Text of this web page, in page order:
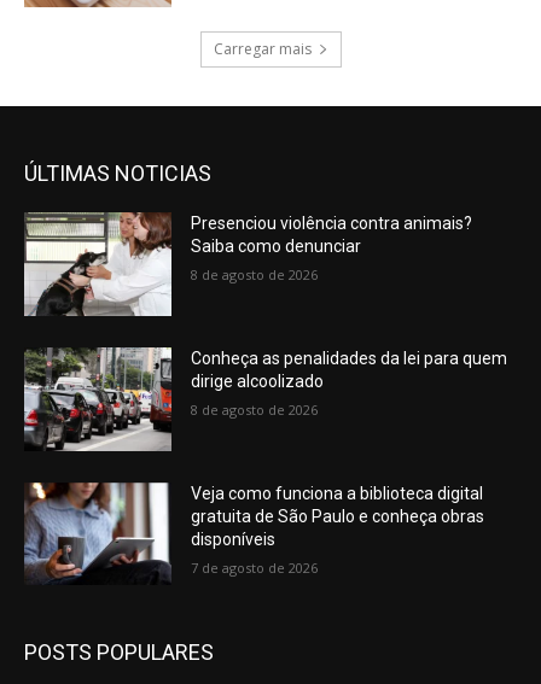
Carregar mais
ÚLTIMAS NOTICIAS
Presenciou violência contra animais?
Saiba como denunciar
8 de agosto de 2026
Conheça as penalidades da lei para quem
dirige alcoolizado
8 de agosto de 2026
Veja como funciona a biblioteca digital
gratuita de São Paulo e conheça obras
disponíveis
7 de agosto de 2026
POSTS POPULARES